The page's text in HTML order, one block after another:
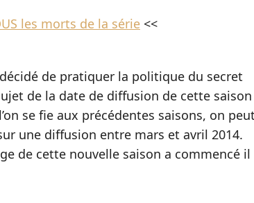
les morts de la série <<
de pratiquer la politique du secret
de la date de diffusion de cette saison
se fie aux précédentes saisons, on peut
une diffusion entre mars et avril 2014.
de cette nouvelle saison a commencé il